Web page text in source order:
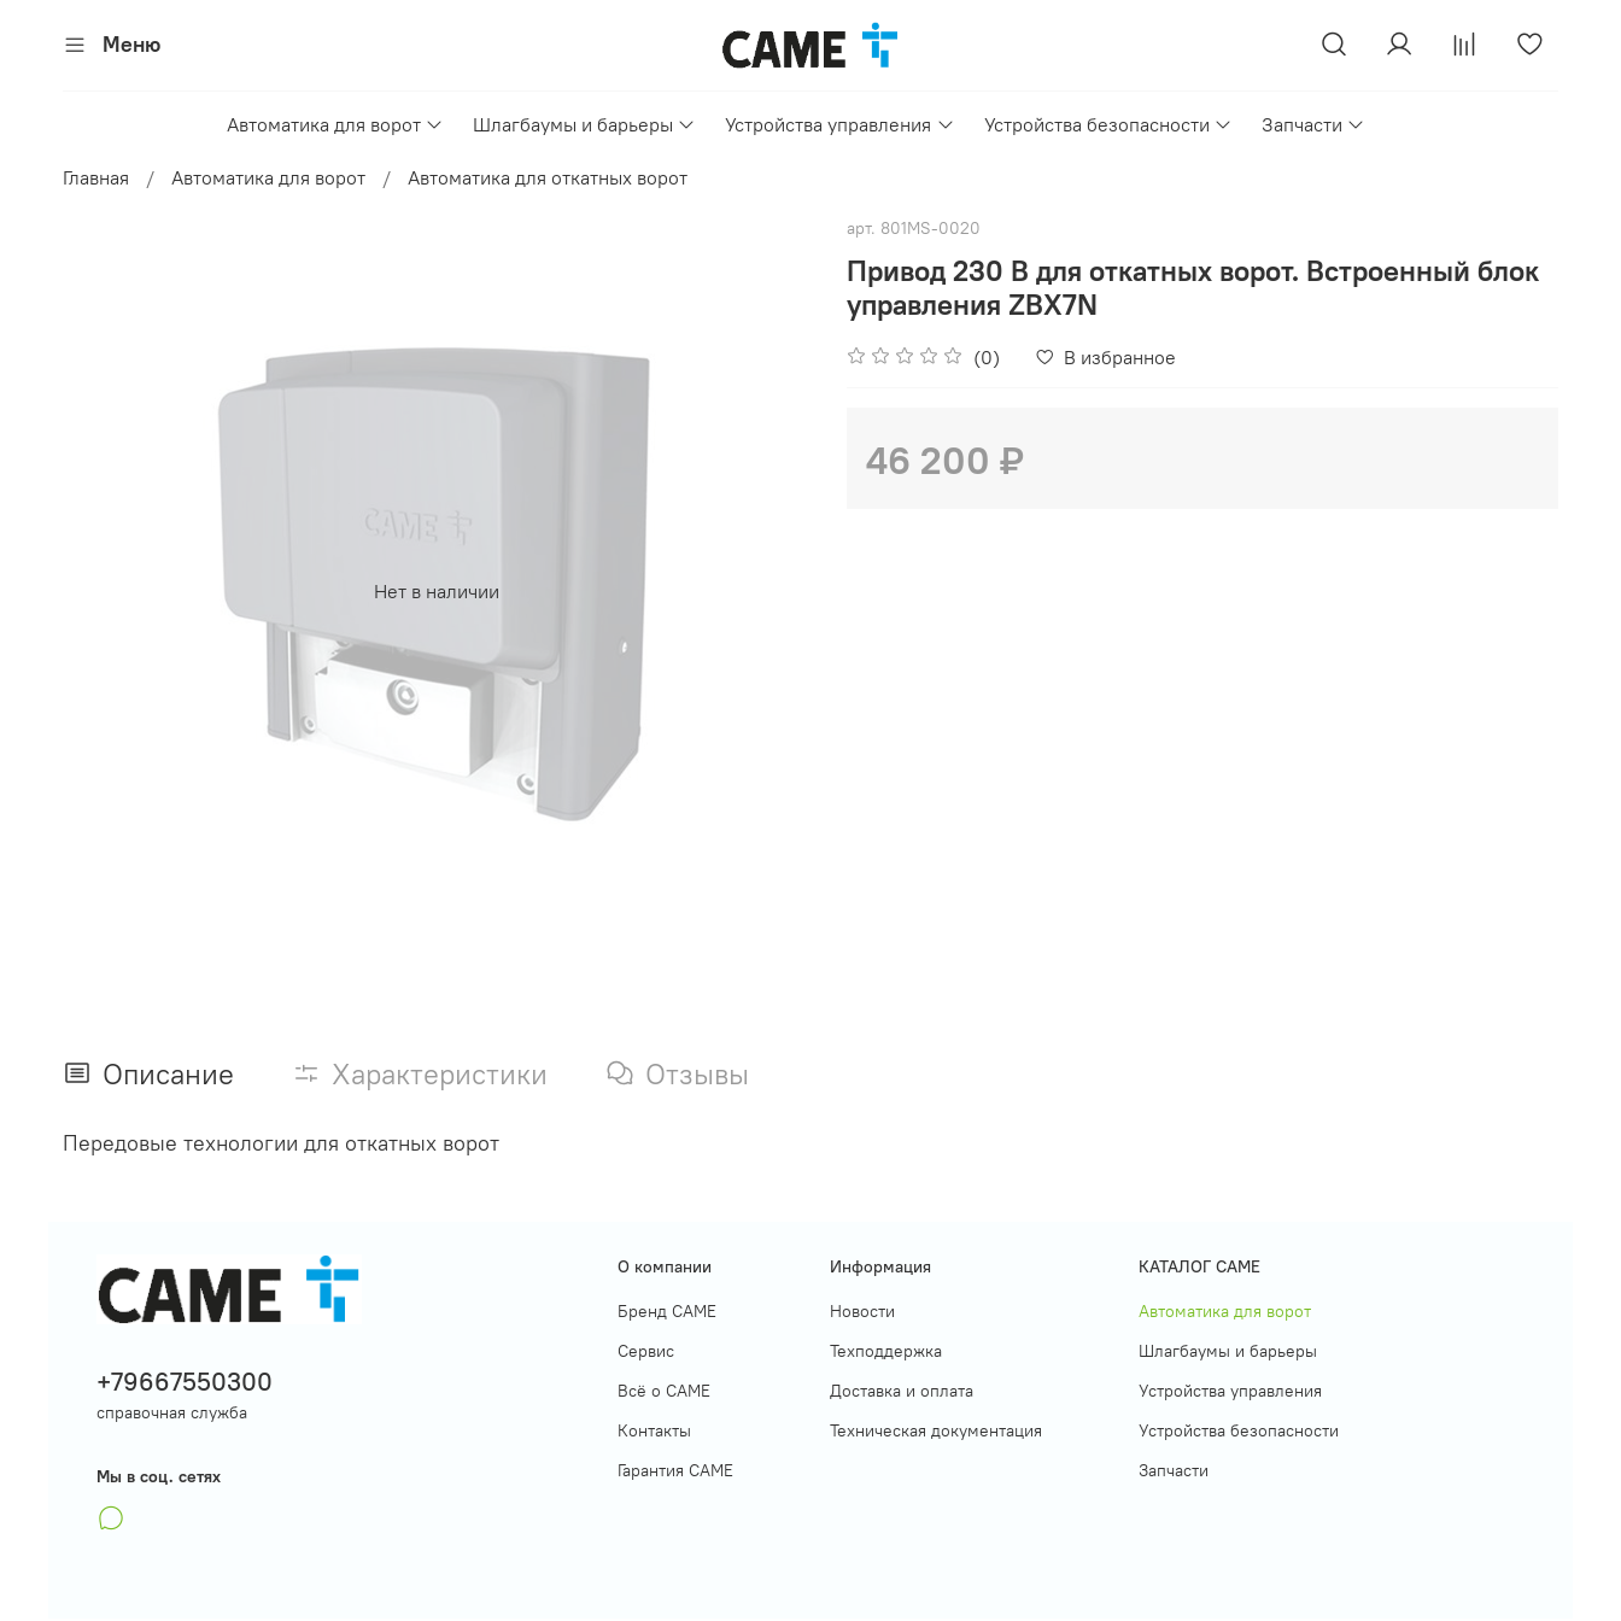
Меню
Автоматика для ворот Шлагбаумы и барьеры Устройства управления Устройства безопасности Запчасти
Главная Автоматика для ворот Автоматика для откатных ворот
Нет в наличии
арт. 801MS-0020
Привод 230 В для откатных ворот. Встроенный блок
управления ZBX7N
(0) В избранное
46 200 ₽
Описание Характеристики Отзывы
Передовые технологии для откатных ворот
О компании
Бренд CAME
Сервис
Всё о САМЕ
Контакты
Гарантия САМЕ
Информация
Новости
Техподдержка
Доставка и оплата
Техническая документация
КАТАЛОГ CAME
Автоматика для ворот
Шлагбаумы и барьеры
Устройства управления
Устройства безопасности
Запчасти
+79667550300
справочная служба
Мы в соц. сетях